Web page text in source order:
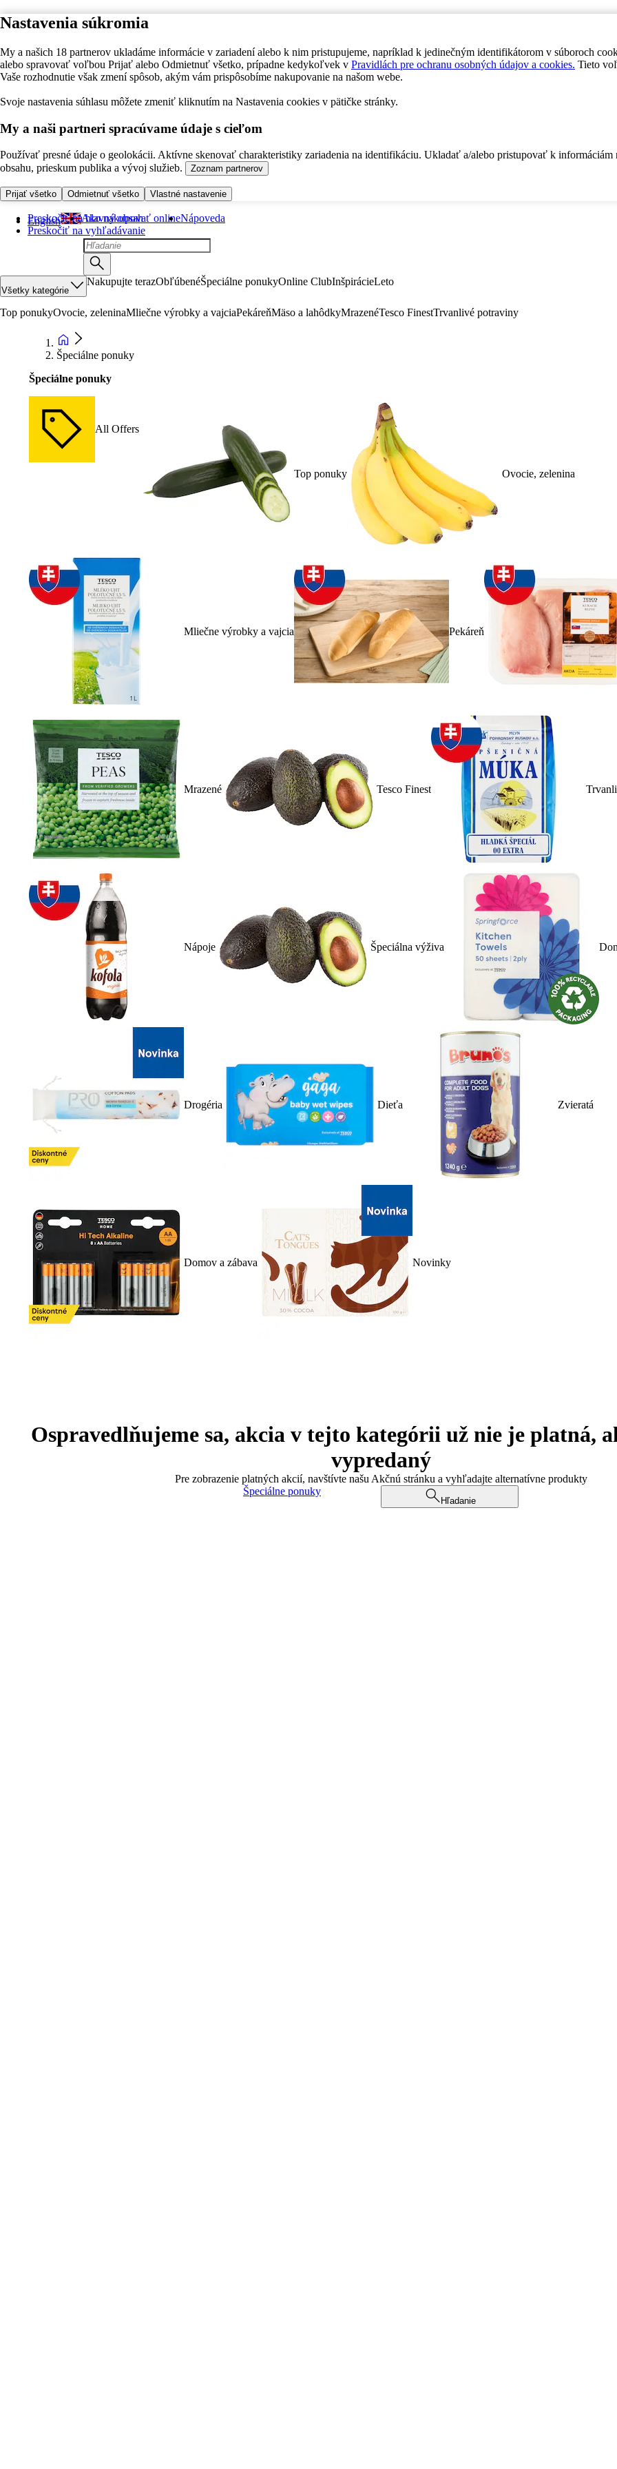
Nastavenia súkromia
My a našich 18 partnerov ukladáme informácie v zariadení alebo k nim pristupujeme, napríklad k jedinečným identifikátorom v súboroch
alebo spravovať voľbou Prijať alebo Odmietnuť všetko, prípadne kedykoľvek v Pravidlách pre ochranu osobných údajov a cookies. Tieto
Vaše rozhodnutie však zmení spôsob, akým vám prispôsobíme nakupovanie na našom webe.
Svoje nastavenia súhlasu môžete zmeniť kliknutím na Nastavenia cookies v pätičke stránky.
My a naši partneri spracúvame údaje s cieľom
Používať presné údaje o geolokácii. Aktívne skenovať charakteristiky zariadenia na identifikáciu. Ukladať a/alebo pristupovať k informáciám
obsahu, prieskum publika a vývoj služieb.
Zoznam partnerov
Prijať všetko Odmietnuť všetko Vlastné nastavenie
Preskočiť na hlavný obsah
Preskočiť na vyhľadávanie
English Ako nakupovať onlineNápoveda
Všetky kategórie
Nakupujte terazObľúbenéŠpeciálne ponukyOnline ClubInšpirácieLeto
Top ponukyOvocie, zeleninaMliečne výrobky a vajciaPekáreňMäso a lahôdkyMrazenéTesco FinestTrvanlivé potraviny
Špeciálne ponuky
Špeciálne ponuky
All Offers
Top ponuky Ovocie, zelenina
Mliečne výrobky a vajcia Pekáreň
Mrazené Tesco Finest
Nápoje Špeciálna výživa
Drogéria Dieťa Zvieratá
Domov a zábava Novinky
Ospravedlňujeme sa, akcia v tejto kategórii už nie je platná,
vypredaný
Pre zobrazenie platných akcií, navštívte našu Akčnú stránku a vyhľadajte alternatívne produkty
Špeciálne ponuky
Hľadanie